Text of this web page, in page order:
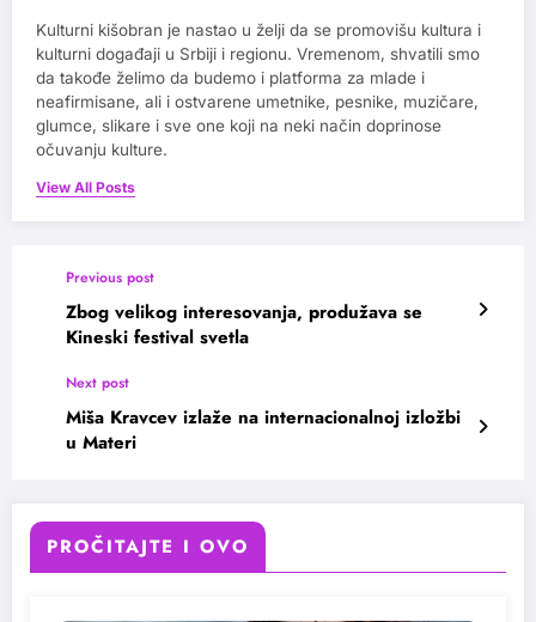
Kulturni kišobran je nastao u želji da se promovišu kultura i
kulturni događaji u Srbiji i regionu. Vremenom, shvatili smo
da takođe želimo da budemo i platforma za mlade i
neafirmisane, ali i ostvarene umetnike, pesnike, muzičare,
glumce, slikare i sve one koji na neki način doprinose
očuvanju kulture.
View All Posts
Previous post
Zbog velikog interesovanja, produžava se
Kineski festival svetla
Next post
Miša Kravcev izlaže na internacionalnoj izložbi
u Materi
PROČITAJTE I OVO